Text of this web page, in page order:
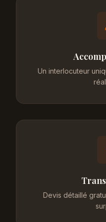
Un interlocuteur
Devis détaillé